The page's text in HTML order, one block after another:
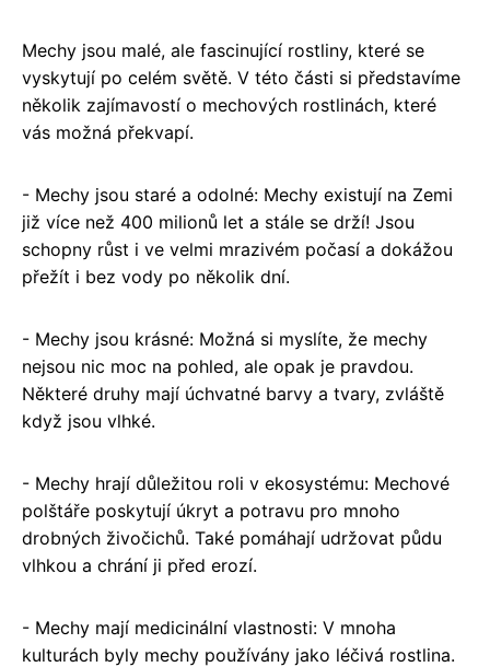
Mechy jsou malé, ale fascinující rostliny, které se
vyskytují po celém světě. V této části si představíme
několik zajímavostí o mechových rostlinách, které
vás možná překvapí.
- Mechy jsou staré a odolné: Mechy existují na Zemi
již více než 400 milionů let a stále se drží! Jsou
schopny růst i ve velmi mrazivém počasí a dokážou
přežít i bez vody po několik dní.
- Mechy jsou krásné: Možná si myslíte, že mechy
nejsou nic moc na pohled, ale opak je pravdou.
Některé druhy mají úchvatné barvy a tvary, zvláště
když jsou vlhké.
- Mechy hrají důležitou roli v ekosystému: Mechové
polštáře poskytují úkryt a potravu pro mnoho
drobných živočichů. Také pomáhají udržovat půdu
vlhkou a chrání ji před erozí.
- Mechy mají medicinální vlastnosti: V mnoha
kulturách byly mechy používány jako léčivá rostlina.